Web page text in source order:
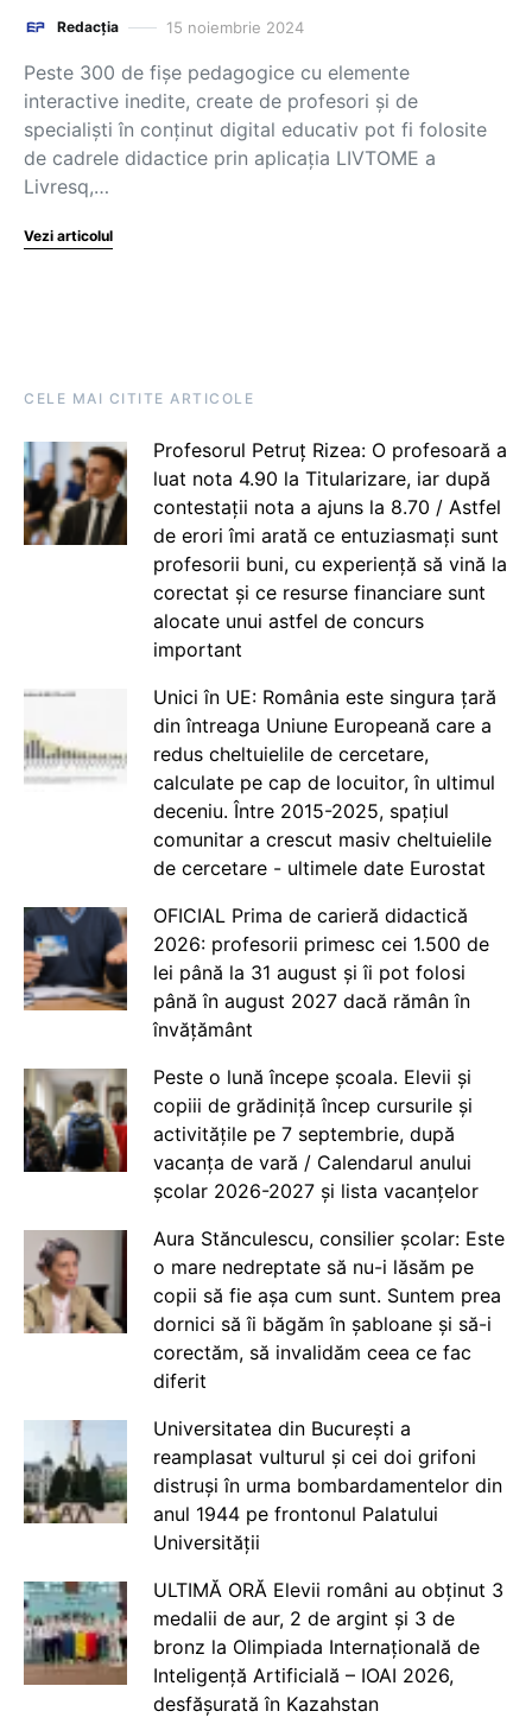
Redacția 15 noiembrie 2024
Peste 300 de fișe pedagogice cu elemente
interactive inedite, create de profesori și de
specialiști în conținut digital educativ pot fi folosite
de cadrele didactice prin aplicația LIVTOME a
Livresq,…
Vezi articolul
CELE MAI CITITE ARTICOLE
Profesorul Petruț Rizea: O profesoară a
luat nota 4.90 la Titularizare, iar după
contestații nota a ajuns la 8.70 / Astfel
de erori îmi arată ce entuziasmați sunt
profesorii buni, cu experiență să vină la
corectat și ce resurse financiare sunt
alocate unui astfel de concurs
important
Unici în UE: România este singura țară
din întreaga Uniune Europeană care a
redus cheltuielile de cercetare,
calculate pe cap de locuitor, în ultimul
deceniu. Între 2015-2025, spațiul
comunitar a crescut masiv cheltuielile
de cercetare - ultimele date Eurostat
OFICIAL Prima de carieră didactică
2026: profesorii primesc cei 1.500 de
lei până la 31 august și îi pot folosi
până în august 2027 dacă rămân în
învățământ
Peste o lună începe școala. Elevii și
copiii de grădiniță încep cursurile și
activitățile pe 7 septembrie, după
vacanța de vară / Calendarul anului
școlar 2026-2027 și lista vacanțelor
Aura Stănculescu, consilier școlar: Este
o mare nedreptate să nu-i lăsăm pe
copii să fie așa cum sunt. Suntem prea
dornici să îi băgăm în șabloane și să-i
corectăm, să invalidăm ceea ce fac
diferit
Universitatea din București a
reamplasat vulturul și cei doi grifoni
distruși în urma bombardamentelor din
anul 1944 pe frontonul Palatului
Universității
ULTIMĂ ORĂ Elevii români au obținut 3
medalii de aur, 2 de argint și 3 de
bronz la Olimpiada Internațională de
Inteligență Artificială – IOAI 2026,
desfășurată în Kazahstan